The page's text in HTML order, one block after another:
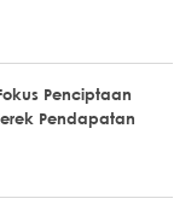
Penciptaan
Pendapatan